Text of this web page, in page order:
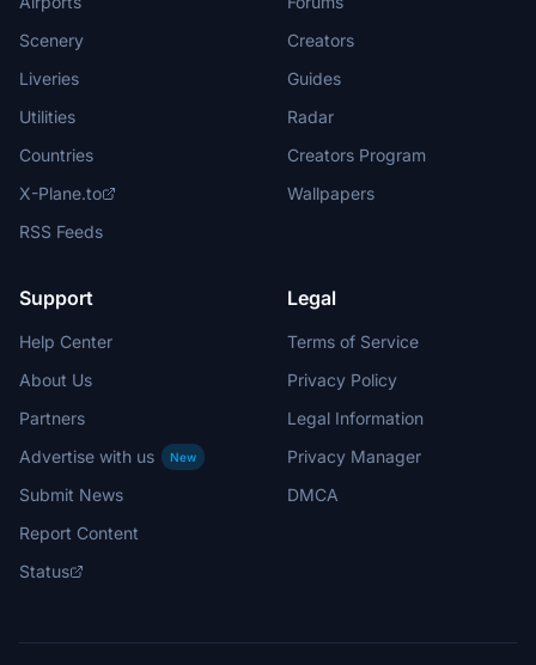
Scenery
Liveries
Utilities
Countries
X-Plane.to
RSS Feeds
Creators
Guides
Radar
Creators Program
Wallpapers
Support
Help Center
About Us
Partners
Advertise with us
New
Submit News
Report Content
Status
Legal
Terms of Service
Privacy Policy
Legal Information
Privacy Manager
DMCA